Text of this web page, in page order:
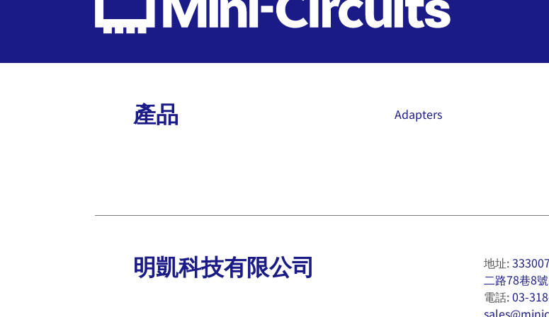
產品 Adapters
明凱科技有限公司 地址:
二路78巷8
電話:03-